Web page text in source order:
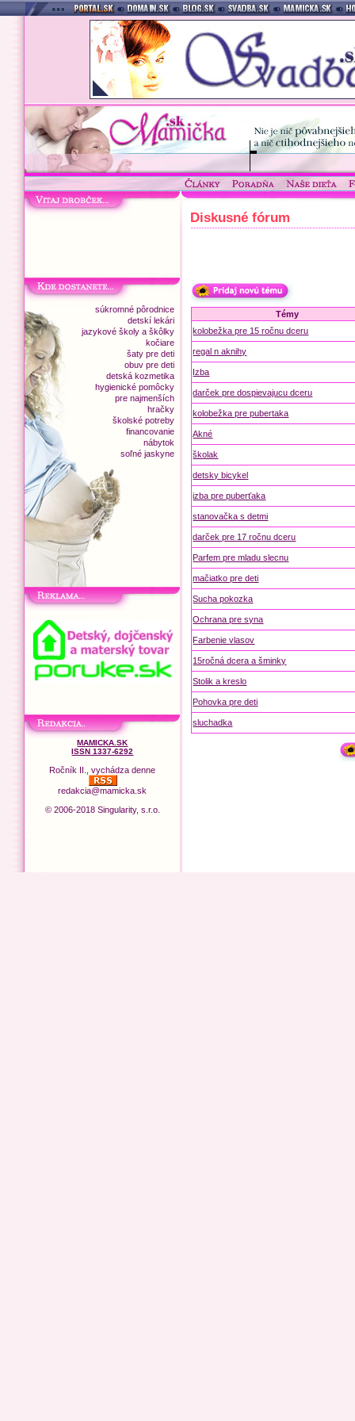
súkromné pôrodnice
detskí lekári
jazykové školy a škôlky
kočiare
šaty pre deti
obuv pre deti
detská kozmetika
hygienické pomôcky
pre najmenších
hračky
školské potreby
financovanie
nábytok
soľné jaskyne
MAMICKA.SK
ISSN 1337-6292
Ročník II., vychádza denne
redakcia@mamicka.sk
© 2006-2018 Singularity, s.r.o.
Diskusné fórum
Témy
kolobežka pre 15 ročnu dceru
regal n aknihy
Izba
darček pre dospievajucu dceru
kolobežka pre pubertaka
Akné
školak
detsky bicykel
izba pre puberťaka
stanovačka s detmi
darček pre 17 ročnu dceru
Parfem pre mladu slecnu
mačiatko pre deti
Sucha pokozka
Ochrana pre syna
Farbenie vlasov
15ročná dcera a šminky
Stolik a kreslo
Pohovka pre deti
sluchadka